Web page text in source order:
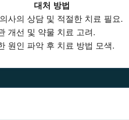
대처 방법
사의 상담 및 적절한 치료 필요.
개선 및 약물 치료 고려.
원인 파악 후 치료 방법 모색.